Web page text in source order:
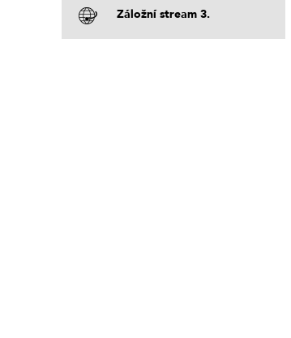
Záložní stream 3.